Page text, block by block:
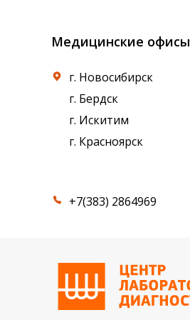
Медицинские офисы
г. Новосибирск
г. Бердск
г. Искитим
г. Красноярск
+7(383) 2864969